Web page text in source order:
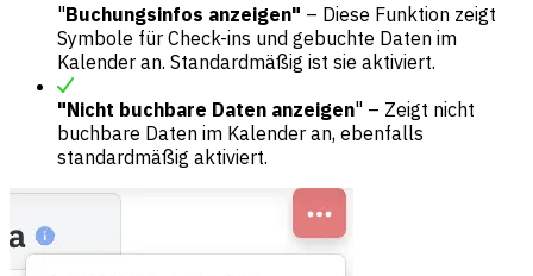
"Buchungsinfos anzeigen" – Diese Funktion zeigt
Symbole für Check-ins und gebuchte Daten im
Kalender an. Standardmäßig ist sie aktiviert.
"Nicht buchbare Daten anzeigen" – Zeigt nicht
buchbare Daten im Kalender an, ebenfalls
standardmäßig aktiviert.